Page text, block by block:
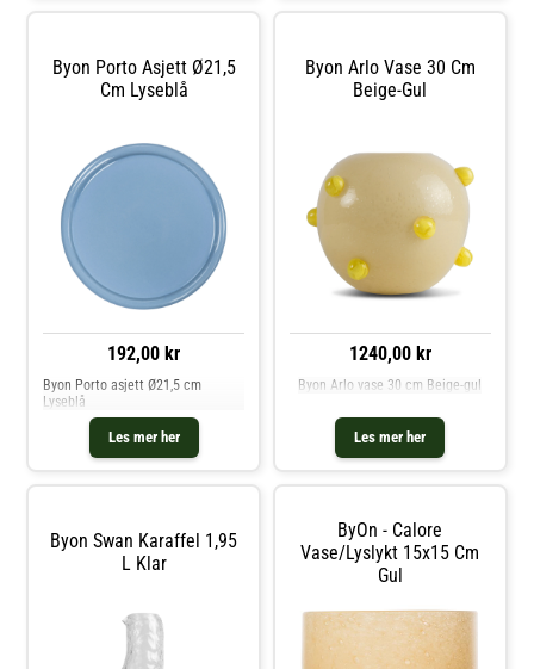
Byon Porto Asjett Ø21,5
Cm Lyseblå
192,00 kr
Les mer her
Byon Porto asjett Ø21,5 cm
Lyseblå
Byon Arlo Vase 30 Cm
Beige-Gul
1240,00 kr
Les mer her
Byon Arlo vase 30 cm Beige-gul
Byon Swan Karaffel 1,95
L Klar
ByOn - Calore
Vase/lyslykt 15x15 Cm
Gul